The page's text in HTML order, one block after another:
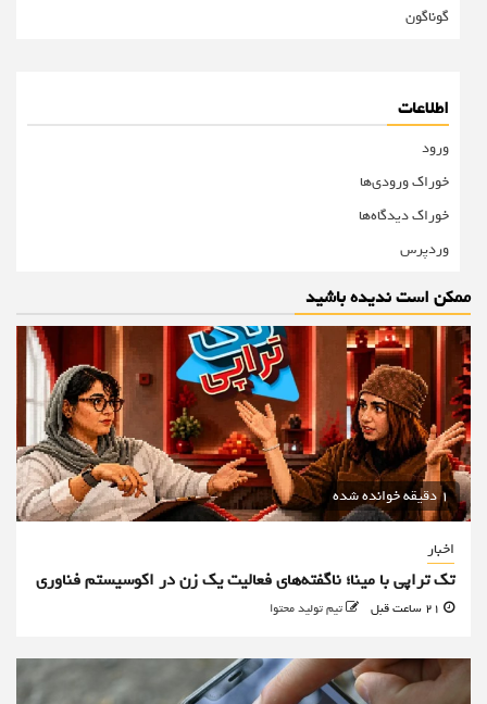
گوناگون
اطلاعات
ورود
خوراک ورودی‌ها
خوراک دیدگاه‌ها
وردپرس
ممکن است ندیده باشید
1 دقیقه خوانده شده
اخبار
تک تراپی با مینا؛ ناگفته‌های فعالیت یک زن در اکوسیستم فناوری
تیم تولید محتوا